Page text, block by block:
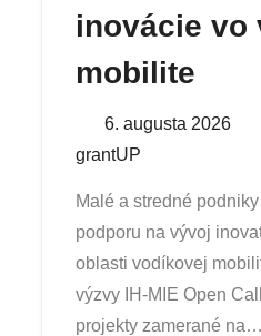
inovácie vo
mobilite
Posted
on
6. augusta 2026
grantUP
Malé a stredné
podporu na vývoj
oblasti vodíkovej
výzvy IH-MIE Open
projekty zamerané na…